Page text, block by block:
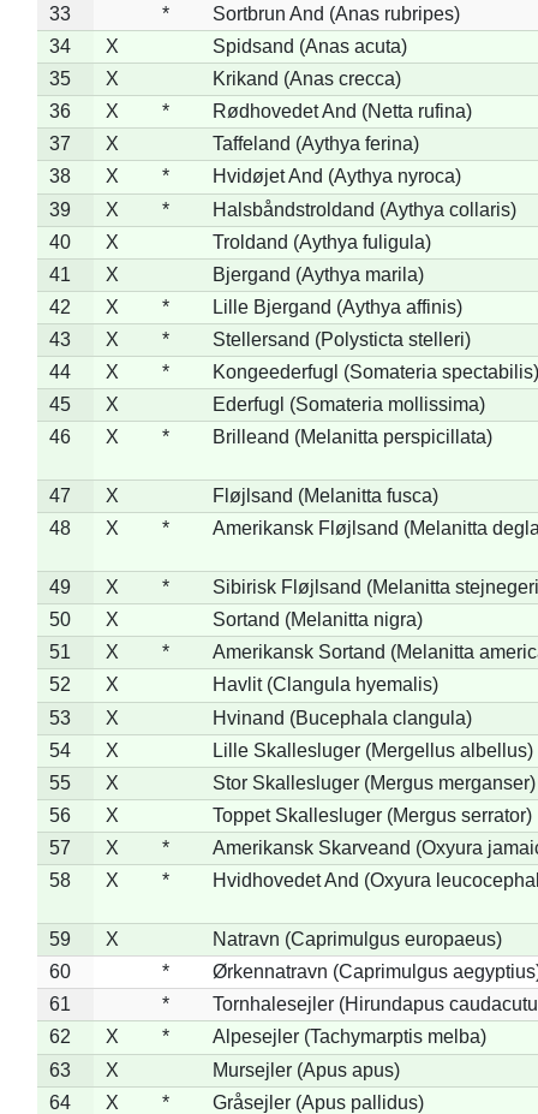
33
*
Sortbrun And (Anas rubripes)
34
X
Spidsand (Anas acuta)
35
X
Krikand (Anas crecca)
36
X *
Rødhovedet And (Netta rufina)
37
X
Taffeland (Aythya ferina)
38
X *
Hvidøjet And (Aythya nyroca)
39
X *
Halsbåndstroldand (Aythya collaris)
40
X
Troldand (Aythya fuligula)
41
X
Bjergand (Aythya marila)
42
X *
Lille Bjergand (Aythya affinis)
43
X *
Stellersand (Polysticta stelleri)
44
X *
Kongeederfugl (Somateria spectabilis)
45
X
Ederfugl (Somateria mollissima)
46
X * Brilleand (Melanitta perspicillata)
47 X
Fløjlsand (Melanitta fusca)
48
X * Amerikansk Fløjlsand (Melanitta
49 X *
Sibirisk Fløjlsand (Melanitta
50
X
Sortand (Melanitta nigra)
51
X *
Amerikansk Sortand (Melanitta
52
X
Havlit (Clangula hyemalis)
53
X
Hvinand (Bucephala clangula)
54
X
Lille Skallesluger (Mergellus albellus)
55
X
Stor Skallesluger (Mergus merganser)
56
X
Toppet Skallesluger (Mergus serrator)
57
X *
Amerikansk Skarveand (Oxyura
58
X * Hvidhovedet And (Oxyura
59 X
Natravn (Caprimulgus europaeus)
60
*
Ørkennatravn (Caprimulgus
61
*
Tornhalesejler (Hirundapus
62
X *
Alpesejler (Tachymarptis melba)
63
X
Mursejler (Apus apus)
64
X *
Gråsejler (Apus pallidus)